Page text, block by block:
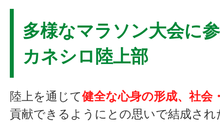
多様なマラソン大会に
カネシロ陸上部
陸上を通じて健全な心身の形成、社会
貢献できるようにとの思いで結成され